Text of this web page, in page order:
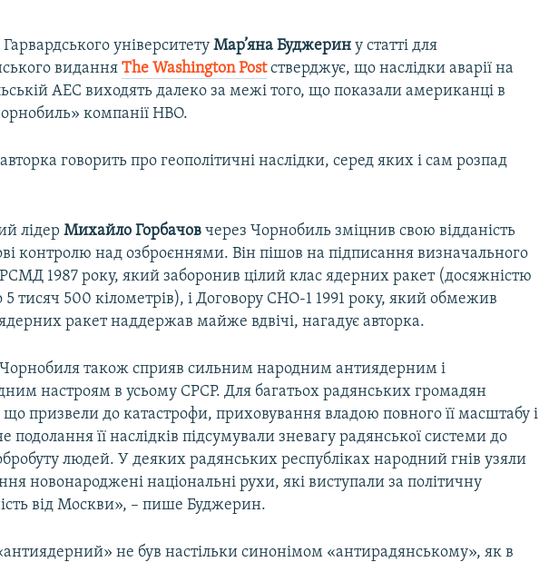
Гарвардського університетуМар’яна Буджерин у статті для
виданняThe Washington Postстверджує, що наслідки аварії на
АЕС виходять далеко за межі того, що показали американці в
компанії HBO.
говорить про геополітичні наслідки, серед яких і сам розпад
лідерМихайло Горбачов через Чорнобиль зміцнив свою відданість
контролю над озброєннями. Він пішов на підписання визначального
1987 року, який заборонив цілий клас ядерних ракет (досяжністю
5 тисяч 500 кілометрів), і Договору СНО-1 1991 року, який обмежив
ядерних ракет наддержав майже вдвічі, нагадує авторка.
також сприяв сильним народним антиядерним і
настроям в усьому СРСР. Для багатьох радянських громадян
призвели до катастрофи, приховування владою повного її масштабу і
подолання її наслідків підсумували зневагу радянської системи до
людей. У деяких радянських республіках народний гнів узяли
новонароджені національні рухи, які виступали за політичну
від Москви», – пише Буджерин.
не був настільки синонімом «антирадянському», як в